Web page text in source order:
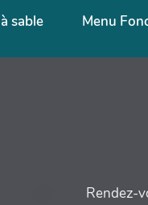
sable Menu
Rendez-